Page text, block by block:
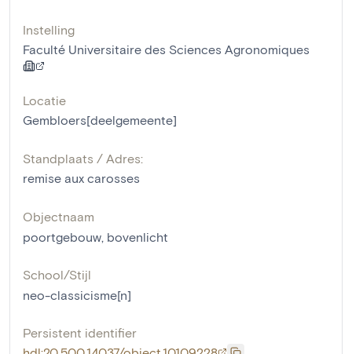
Instelling
Faculté Universitaire des Sciences Agronomiques
Locatie
Gembloers[deelgemeente]
Standplaats / Adres:
remise aux carosses
Objectnaam
poortgebouw, bovenlicht
School/Stijl
neo-classicisme[n]
Persistent identifier